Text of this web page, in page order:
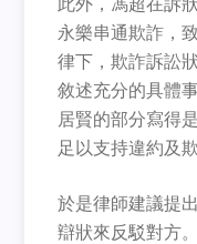
此外，馮超在訴
永樂串通欺詐，
律下，欺詐訴訟
敘述充分的具體
居賢的部分寫得
足以支持違約及
於是律師建議提
辯狀來反駁對方